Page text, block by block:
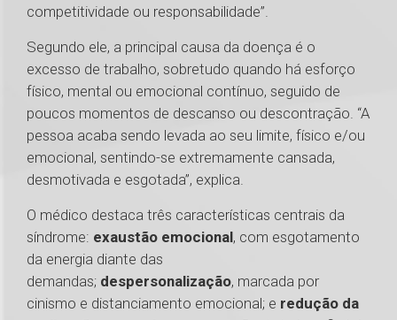
competitividade ou responsabilidade”.
Segundo ele, a principal causa da doença é o
excesso de trabalho, sobretudo quando há esforço
físico, mental ou emocional contínuo, seguido de
poucos momentos de descanso ou descontração. “A
pessoa acaba sendo levada ao seu limite, físico e/ou
emocional, sentindo-se extremamente cansada,
desmotivada e esgotada”, explica.
O médico destaca três características centrais da
síndrome: exaustão emocional, com esgotamento
da energia diante das
demandas; despersonalização, marcada por
cinismo e distanciamento emocional; e redução da